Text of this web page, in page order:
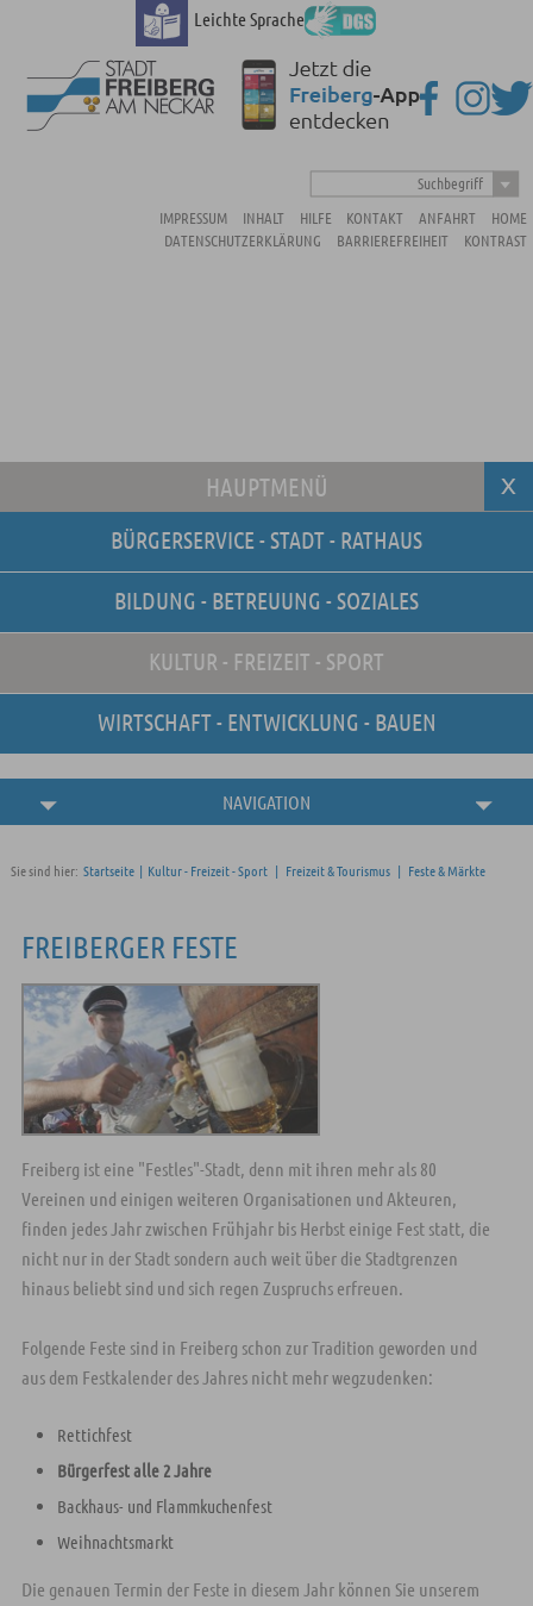
Leichte Sprache
Suchbegriff
IMPRESSUM
INHALT HILFE KONTAKT ANFAHRT
HOME
DATENSCHUTZERKLÄRUNG
BARRIEREFREIHEIT KONTRAST
HAUPTMENÜ
BÜRGERSERVICE - STADT - RATHAUS
BILDUNG - BETREUUNG - SOZIALES
KULTUR - FREIZEIT - SPORT
WIRTSCHAFT - ENTWICKLUNG - BAUEN
Unsere Stellenangebote
Online-Terminvereinbarung
Amtliche
Bekanntmachungen
NAVIGATION
Sie sind hier: Startseite | Kultur - Freizeit - Sport | Freizeit & Tourismus | Feste & Märkte
FREIBERGER FESTE
Freiberg ist eine "Festles"-Stadt, denn mit ihren mehr als 80
Vereinen und einigen weiteren Organisationen und Akteuren,
finden jedes Jahr zwischen Frühjahr bis Herbst einige Fest statt, die
nicht nur in der Stadt sondern auch weit über die Stadtgrenzen
hinaus beliebt sind und sich regen Zuspruchs erfreuen.
Folgende Feste sind in Freiberg schon zur Tradition geworden und
aus dem Festkalender des Jahres nicht mehr wegzudenken:
Rettichfest
Bürgerfest alle 2 Jahre
Backhaus- und Flammkuchenfest
Weihnachtsmarkt
Die genauen Termin der Feste in diesem Jahr können Sie unserem